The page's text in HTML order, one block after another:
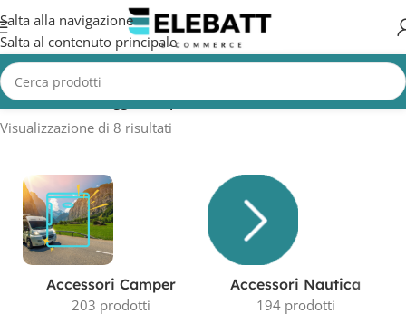
Salta alla navigazione
Salta al contenuto principale
Home/Prodotti taggati “Aspiratori industriali TH”
Visualizzazione di 8 risultati
Accessori Camper
203 prodotti
Accessori Nautica
194 prodotti